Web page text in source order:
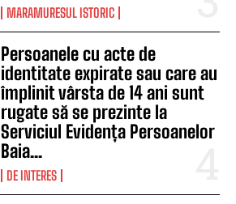
MARAMURESUL ISTORIC
Persoanele cu acte de
identitate expirate sau care au
împlinit vârsta de 14 ani sunt
rugate să se prezinte la
Serviciul Evidența Persoanelor
Baia...
DE INTERES